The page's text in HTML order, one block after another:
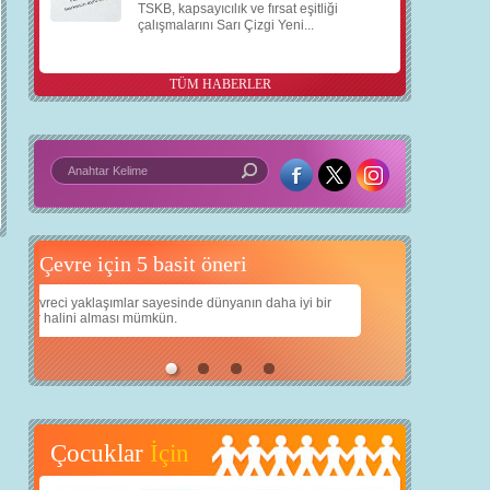
TSKB, kapsayıcılık ve fırsat eşitliği
çalışmalarını Sarı Çizgi Yeni...
TÜM HABERLER
basit öneri
iyi bir
Daha iyi bir dünya için yapay zekâ
Çocuklarımıza daha güzel bir dünya bırakabilmek için
teknolojiden nasıl yararlanırız?
Çocuklar İçin